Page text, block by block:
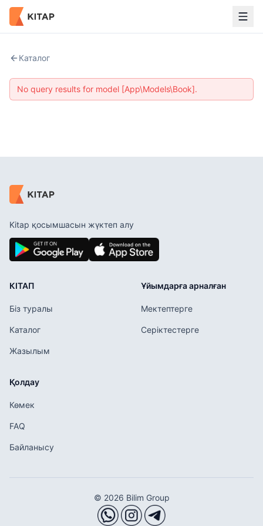
Каталог
No query results for model [App\Models\Book].
Kitap қосымшасын жүктеп алу
КІТАП
Біз туралы
Каталог
Жазылым
Ұйымдарға арналған
Мектептерге
Серіктестерге
Қолдау
Көмек
FAQ
Байланысу
© 2026 Bilim Group